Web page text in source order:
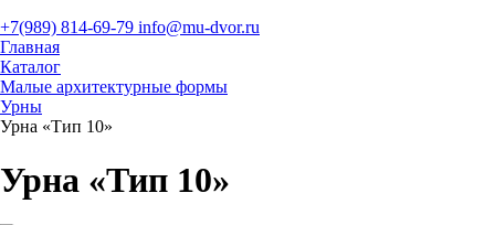
+7(989) 814-69-79 info@mu-dvor.ru
Главная
Каталог
Малые архитектурные формы
Урны
Урна «Тип 10»
Урна «Тип 10»